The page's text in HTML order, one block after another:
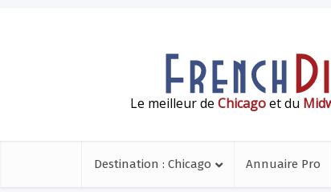
Le meilleur de Chicagoet du
Destination : Chicago Annuaire Pro